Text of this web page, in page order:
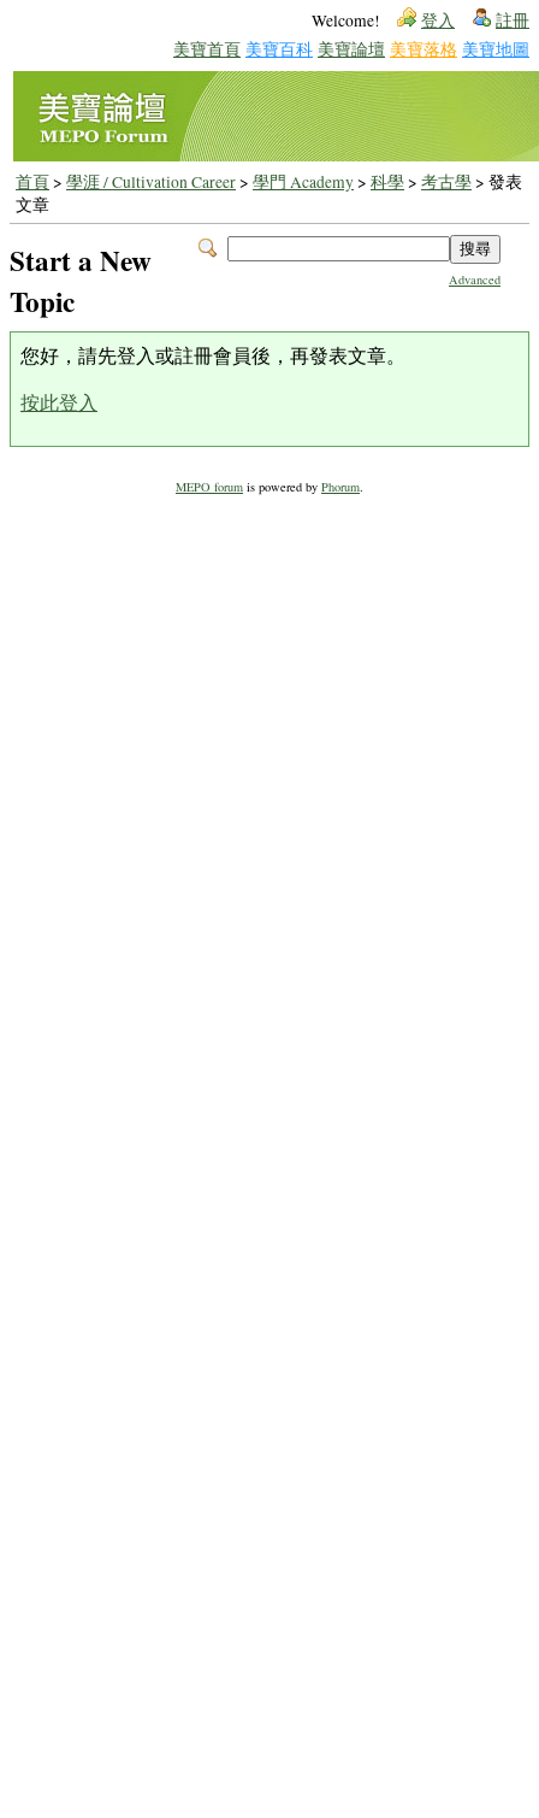
Welcome! 登入 註冊
美寶首頁 美寶百科 美寶論壇 美寶落格 美寶地圖
首頁> 學涯 / Cultivation Career> 學門 Academy> 科學> 考古學> 發表
文章
Advanced
Start a New
Topic
您好，請先登入或註冊會員後，再發表文章。
按此登入
MEPO forum is powered by Phorum.